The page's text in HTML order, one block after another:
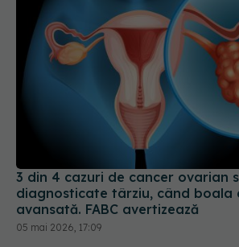
3 din 4 cazuri de cancer ovarian
diagnosticate târziu, când boala
avansată. FABC avertizează
05 mai 2026, 17:09